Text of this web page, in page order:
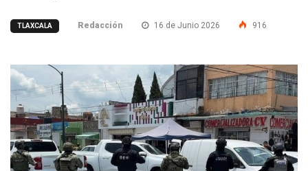
TLAXCALA Redacción 16 de Junio 2026 916